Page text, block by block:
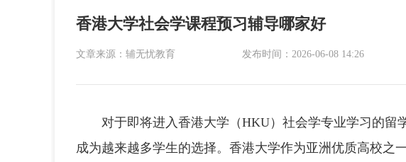
香港大学社会学课程预习辅导哪家好
文章来源：辅无忧教育 发布时间：2026-06-08 14:26
对于即将进入香港大学（HKU）社会学专业学习的留
成为越来越多学生的选择。香港大学作为亚洲优质高校之